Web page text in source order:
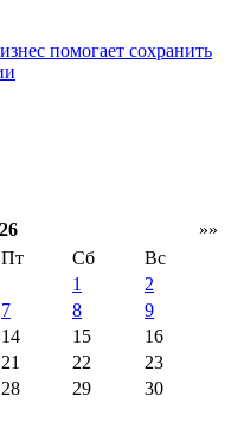
помогает сохранить
»»
Пт Сб
Вс
1
2
7 8
9
14 15
16
21 22
23
28 29
30